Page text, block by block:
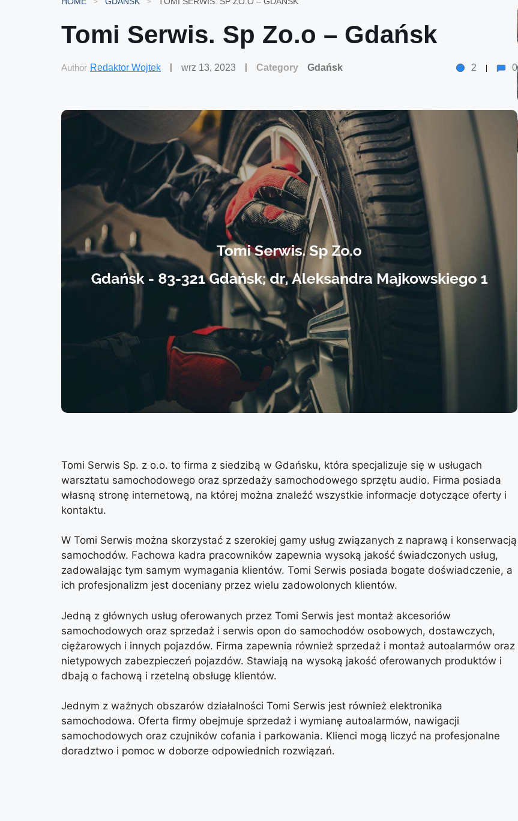
Tomi Serwis. Sp Zo.o – Gdańsk
Author Redaktor Wojtek wrz 13, 2023 Category Gdańsk 2 0
Tomi Serwis Sp. z o.o. to firma z siedzibą w Gdańsku, która specjalizuje się w usługach
warsztatu samochodowego oraz sprzedaży samochodowego sprzętu audio. Firma posiada
własną stronę internetową, na której można znaleźć wszystkie informacje dotyczące oferty i
kontaktu.
W Tomi Serwis można skorzystać z szerokiej gamy usług związanych z naprawą i konserwacją
samochodów. Fachowa kadra pracowników zapewnia wysoką jakość świadczonych usług,
zadowalając tym samym wymagania klientów. Tomi Serwis posiada bogate doświadczenie, a
ich profesjonalizm jest doceniany przez wielu zadowolonych klientów.
Jedną z głównych usług oferowanych przez Tomi Serwis jest montaż akcesoriów
samochodowych oraz sprzedaż i serwis opon do samochodów osobowych, dostawczych,
ciężarowych i innych pojazdów. Firma zapewnia również sprzedaż i montaż autoalarmów oraz
nietypowych zabezpieczeń pojazdów. Stawiają na wysoką jakość oferowanych produktów i
dbają o fachową i rzetelną obsługę klientów.
Jednym z ważnych obszarów działalności Tomi Serwis jest również elektronika
samochodowa. Oferta firmy obejmuje sprzedaż i wymianę autoalarmów, nawigacji
samochodowych oraz czujników cofania i parkowania. Klienci mogą liczyć na profesjonalne
doradztwo i pomoc w doborze odpowiednich rozwiązań.